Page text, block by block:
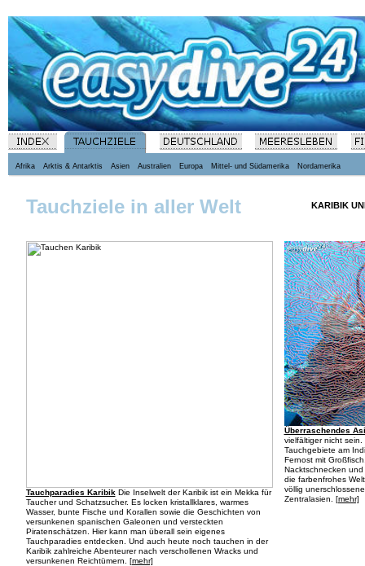
Afrika Arktis & Antarktis Asien Australien Europa Mittel- und Südamerika Nordamerika
Tauchziele in aller Welt KARIBIK
Tauchparadies KaribikDie Inselwelt der Karibik ist ein Mekka für
Taucher und Schatzsucher. Es locken kristallklares, warmes
Wasser, bunte Fische und Korallen sowie die Geschichten von
versunkenen spanischen Galeonen und versteckten
Piratenschätzen. Hier kann man überall sein eigenes
Tauchparadies entdecken. Und auch heute noch tauchen in der
Karibik zahlreiche Abenteurer nach verschollenen Wracks und
versunkenen Reichtümern. [mehr]
Überraschendes
vielfältiger nicht
Tauchgebiete am
Fernost mit
Nacktschnecken
die farbenfrohes
völlig
Zentralasien. [mehr]